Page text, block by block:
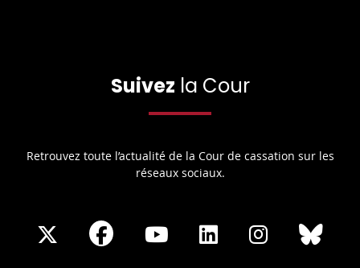
Suivez la Cour
Retrouvez toute l’actualité de la Cour de cassation sur les
réseaux sociaux.
ShareShare
Share
Share
Share